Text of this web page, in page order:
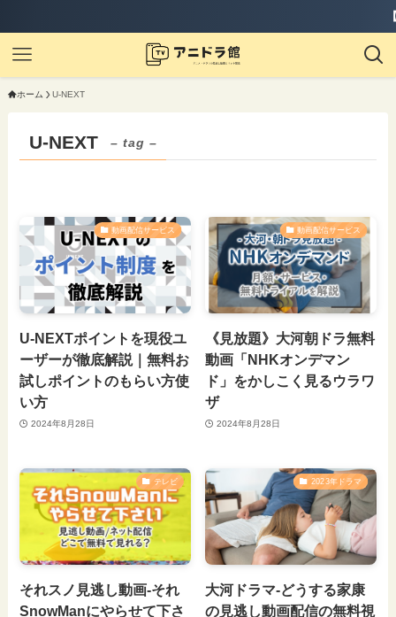
【実
ホーム U-NEXT
U-NEXT – tag –
動画配信サービス
U-NEXTポイントを現役ユ
ーザーが徹底解説｜無料お
試しポイントのもらい方使
い方
2024年8月28日
動画配信サービス
《見放題》大河朝ドラ無料
動画「NHKオンデマン
ド」をかしこく見るウラワ
ザ
2024年8月28日
テレビ
それスノ見逃し動画-それ
SnowManにやらせて下さ
2023年ドラマ
大河ドラマ-どうする家康
の見逃し動画配信の無料視